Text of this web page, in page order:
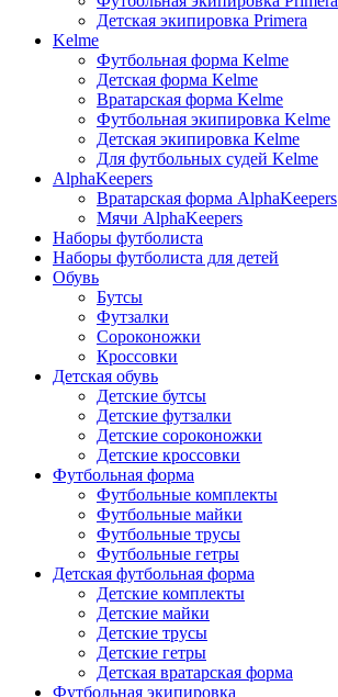
Детская экипировка Primera
Kelme
Футбольная форма Kelme
Детская форма Kelme
Вратарская форма Kelme
Футбольная экипировка Kelme
Детская экипировка Kelme
Для футбольных судей Kelme
AlphaKeepers
Вратарская форма AlphaKeepers
Мячи AlphaKeepers
Наборы футболиста
Наборы футболиста для детей
Обувь
Бутсы
Футзалки
Сороконожки
Кроссовки
Детская обувь
Детские бутсы
Детские футзалки
Детские сороконожки
Детские кроссовки
Футбольная форма
Футбольные комплекты
Футбольные майки
Футбольные трусы
Футбольные гетры
Детская футбольная форма
Детские комплекты
Детские майки
Детские трусы
Детские гетры
Детская вратарская форма
Футбольная экипировка